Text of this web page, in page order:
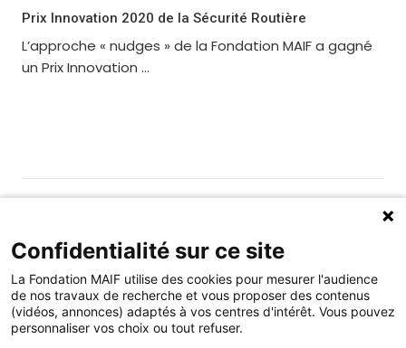
Prix Innovation 2020 de la Sécurité Routière
L’approche « nudges » de la Fondation MAIF a gagné
un Prix Innovation ...
Fondation MAIF
275 rue du Stade, 79180 CHAURAY
Téléphone : 05.49.73.87.04
Contact Mentions légales
Confidentialité sur ce site
La Fondation MAIF utilise des cookies pour mesurer l'audience
de nos travaux de recherche et vous proposer des contenus
(vidéos, annonces) adaptés à vos centres d'intérêt. Vous pouvez
personnaliser vos choix ou tout refuser.